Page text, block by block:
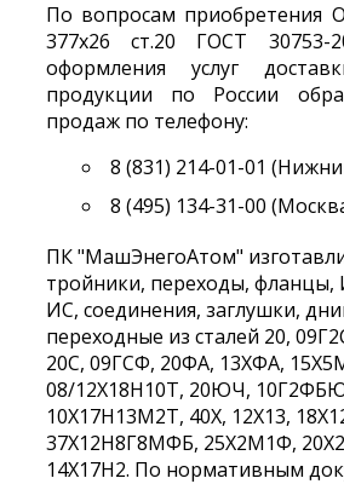
По вопросам приобретения
377х26 ст.20 ГОСТ
оформления услуг
продукции по России
продаж по телефону:
8 (831) 214-01-01
8 (495) 134-31-00
ПК "МашЭнегоАтом"
тройники, переходы,
ИС, соединения, заглушки,
переходные из сталей 20,
20С, 09ГСФ, 20ФА, 13ХФА,
08/12Х18Н10Т, 20ЮЧ,
10Х17Н13М2Т, 40Х, 12Х13,
37Х12Н8Г8МФБ, 25Х2М1Ф,
14Х17Н2. По нормативным